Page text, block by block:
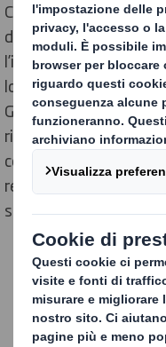
Continuiamo a
di sostenibilità e
l’impegno che
locali.
Gli obiettivi raggiunti
riduzione
comunità in cui
responsabile, fanno
sostenibilità a lungo